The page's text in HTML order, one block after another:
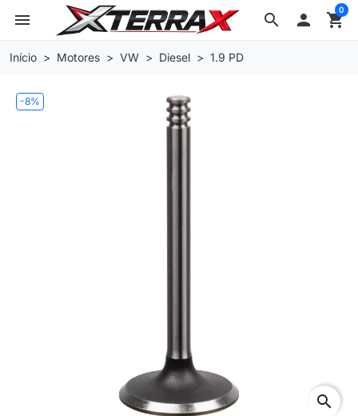
search
menu  shopping_cart
0
Início Motores VW Diesel 1.9 PD
-8%
search